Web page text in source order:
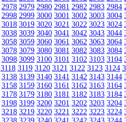
2978 2979 2980 2981 2982 2983 2984
2998 2999 3000 3001 3002 3003 3004
3018 3019 3020 3021 3022 3023 3024
3038 3039 3040 3041 3042 3043 3044
3058 3059 3060 3061 3062 3063 3064
3078 3079 3080 3081 3082 3083 3084
3098 3099 3100 3101 3102 3103 3104
3118 3119 3120 3121 3122 3123 3124
3138 3139 3140 3141 3142 3143 3144
3158 3159 3160 3161 3162 3163 3164
3178 3179 3180 3181 3182 3183 3184
3198 3199 3200 3201 3202 3203 3204
3218 3219 3220 3221 3222 3223 3224
3238 3239 3240 3241 3242 3243 3244